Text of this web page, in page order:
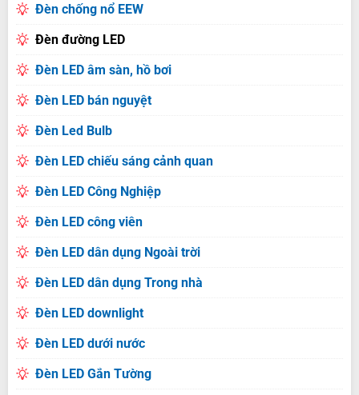
Đèn chống nổ EEW
Đèn đường LED
Đèn LED âm sàn, hồ bơi
Đèn LED bán nguyệt
Đèn Led Bulb
Đèn LED chiếu sáng cảnh quan
Đèn LED Công Nghiệp
Đèn LED công viên
Đèn LED dân dụng Ngoài trời
Đèn LED dân dụng Trong nhà
Đèn LED downlight
Đèn LED dưới nước
Đèn LED Gắn Tường